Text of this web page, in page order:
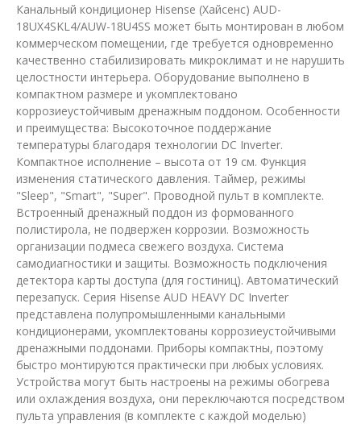
Канальный кондиционер Hisense (Хайсенс) AUD-
18UX4SKL4/AUW-18U4SS может быть монтирован в любом
коммерческом помещении, где требуется одновременно
качественно стабилизировать микроклимат и не нарушить
целостности интерьера. Оборудование выполнено в
компактном размере и укомплектовано
коррозиеустойчивым дренажным поддоном. Особенности
и преимущества: Высокоточное поддержание
температуры благодаря технологии DC Inverter.
Компактное исполнение – высота от 19 см. Функция
изменения статического давления. Таймер, режимы
"Sleep", "Smart", "Super". Проводной пульт в комплекте.
Встроенный дренажный поддон из формованного
полистирола, не подвержен коррозии. Возможность
организации подмеса свежего воздуха. Система
самодиагностики и защиты. Возможность подключения
детектора карты доступа (для гостиниц). Автоматический
перезапуск. Серия Hisense AUD HEAVY DC Inverter
представлена полупромышленными канальными
кондиционерами, укомплектованы коррозиеустойчивыми
дренажными поддонами. Приборы компактны, поэтому
быстро монтируются практически при любых условиях.
Устройства могут быть настроены на режимы обогрева
или охлаждения воздуха, они переключаются посредством
пульта управления (в комплекте с каждой моделью)